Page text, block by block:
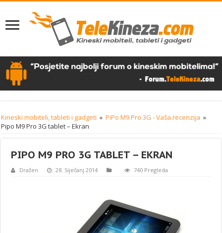
Kineski mobiteli, tableti i gadgeti » PiPo M9 Pro 3G - Vaša recenzija »
Pipo M9 Pro 3G tablet – Ekran
PIPO M9 PRO 3G TABLET – EKRAN
Dražen 28. Siječanj 2014 740 Pregleda